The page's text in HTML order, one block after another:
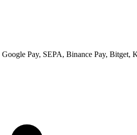
Pay, SEPA, Binance Pay,